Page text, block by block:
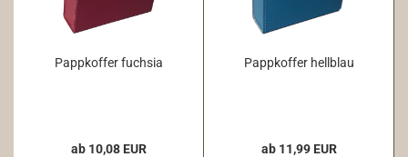
Pappkoffer fuchsia
ab 10,08 EUR
Pappkoffer hellblau
ab 11,99 EUR